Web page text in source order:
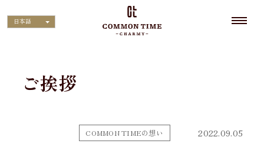
日本語
ご挨拶
COMMON TIMEの想い 2022.09.05